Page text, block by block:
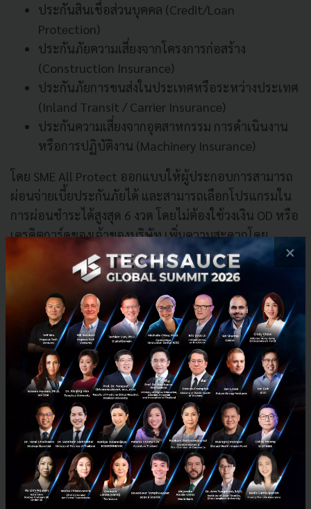
ประกันสินเชื่อส่วนบุคคล (Credit/Loan
Protection)
ประกันภัยความเสี่ยงจากโครงการก่อสร้าง
(Construction Insurance)
ประกันภัยการขนส่งในประเทศหรือระหว่างประเทศ
(Inland Transit / Carrier Insurance)
ประกันความเสี่ยงจากอุตสาหกรรม การดำเนินงาน
หรือการปฏิบัติงาน (Machinery Insurance)
โดย SME All Protect ออกแบบให้ผู้ประกอบการสามารถ
ผ่อนจ่ายเบี้ยประกันภัยได้ และสามารถเลือกโปรแกรมใน
การผ่อนชำระได้สูงสุด 6 งวด โดยไม่ต้องใช้วงเงิน OD หรือ
เครดิตการ์ดของเจ้าของบริษัท เพิ่มความสะดวกโดย
สามารถใช้บริการผ่านแพลตฟอร์มออนไลน์ได้ด้วยตัวเอง
หรือหากต้องการรายละเอียดเพิ่มเติมทาง Credit OK มี
บริการผู้เชี่ยวชาญในการให้คำแนะนำเพื่อเปรียบเทียบ
แผนความคุ้มครองให้ตรงกับความต้องการของธุรกิจและ
เช็คเบี้ยประกันเบื้องต้น
×